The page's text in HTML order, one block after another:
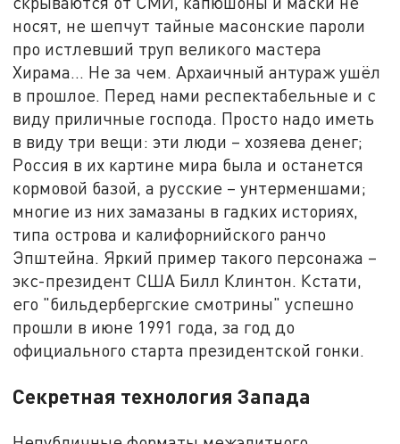
носят, не шепчут тайные масонские пароли
про истлевший труп великого мастера
Хирама... Не за чем. Архаичный антураж ушёл
в прошлое. Перед нами респектабельные и с
виду приличные господа. Просто надо иметь
в виду три вещи: эти люди – хозяева денег;
Россия в их картине мира была и останется
кормовой базой, а русские – унтерменшами;
многие из них замазаны в гадких историях,
типа острова и калифорнийского ранчо
Эпштейна. Яркий пример такого персонажа –
экс-президент США Билл Клинтон. Кстати,
его "бильдербергские смотрины" успешно
прошли в июне 1991 года, за год до
официального старта президентской гонки.
Секретная технология Запада